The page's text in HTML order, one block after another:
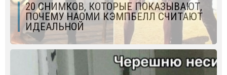
20 СНИМКОВ, КОТОРЫЕ ПОКАЗЫВАЮТ,
ПОЧЕМУ НАОМИ КЭМПБЕЛЛ СЧИТАЮТ
ИДЕАЛЬНОЙ